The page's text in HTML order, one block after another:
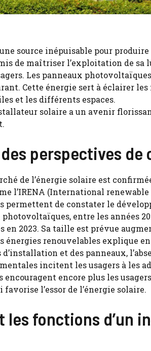
source inépuisable pour
de maîtriser l’exploitation de
Les panneaux
Cette énergie sert à éclairer
et les différents espaces.
solaire a un avenir
des perspectives de
de l’énergie solaire est
l’IRENA (International
de constater le
entre les années
en 2023. Sa taille est prévue
énergies renouvelables explique
et des panneaux,
incitent les usagers à les
encouragent encore plus les
l’essor de l’énergie solaire.
les fonctions d’un